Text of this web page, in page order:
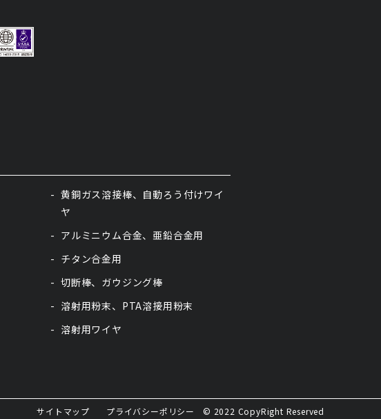
黄銅ガス溶接棒、自動ろう付けワイ
ヤ
アルミニウム合金、亜鉛合金用
チタン合金用
切断棒、ガウジング棒
溶射用粉末、PTA溶接用粉末
溶射用ワイヤ
サイトマップ プライバシーポリシー © 2022 CopyRight Reserved